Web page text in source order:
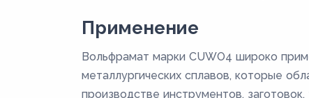
Применение
Вольфрамат марки CUWO4 широко
металлургических сплавов, которые
производстве инструментов,